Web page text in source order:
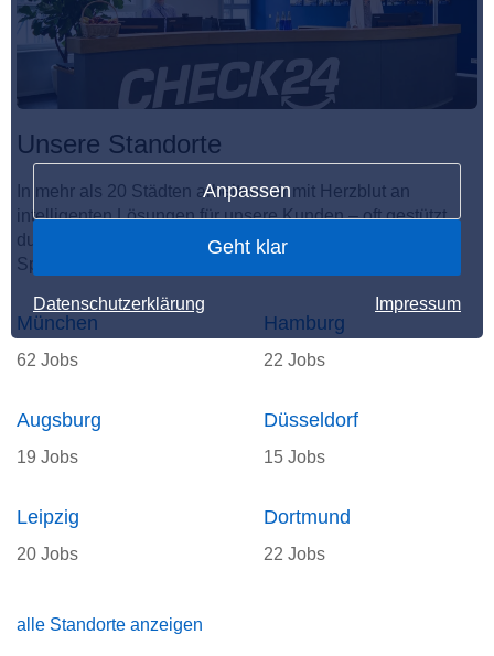
Anpassen
Geht klar
Datenschutzerklärung Impressum
Unsere Standorte
In mehr als 20 Städten arbeiten wir mit Herzblut an
intelligenten Lösungen für unsere Kunden – oft gestützt
durch KI. Hier entsteht der unvergleichliche CHECKito
Spirit.
München
62 Jobs
Dortmund
22 Jobs
Hamburg
22 Jobs
Leipzig
20 Jobs
Augsburg
19 Jobs
Düsseldorf
15 Jobs
alle Standorte anzeigen